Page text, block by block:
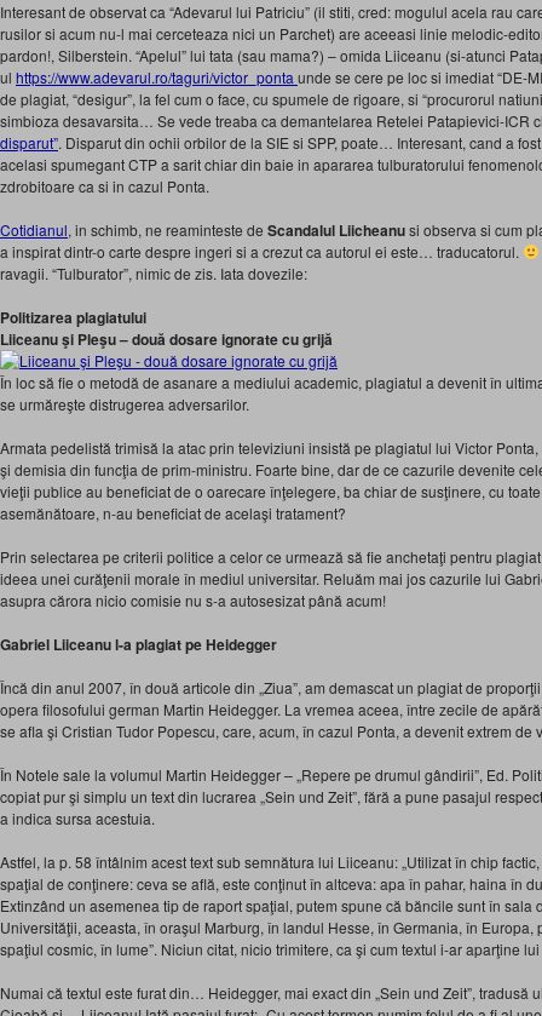
Interesant de observat ca “Adevarul lui Patriciu” (il stiti, cred: mogulul acela rau
rusilor si acum nu-l mai cerceteaza nici un Parchet) are aceeasi linie melodic-
pardon!, Silberstein. “Apelul” lui tata (sau mama?) – omida Liiceanu (si-atunci
ul https://www.adevarul.ro/taguri/victor_ponta unde se cere pe loc si imediat “DE-
de plagiat, “desigur”, la fel cum o face, cu spumele de rigoare, si “procurorul
simbioza desavarsita… Se vede treaba ca demantelarea Retelei Patapievici-ICR
disparut”. Disparut din ochii orbilor de la SIE si SPP, poate… Interesant, cand a
acelasi spumegant CTP a sarit chiar din baie in apararea tulburatorului
zdrobitoare ca si in cazul Ponta.
Cotidianul, in schimb, ne reaminteste de Scandalul Liicheanusi observa si cum
a inspirat dintr-o carte despre ingeri si a crezut ca autorul ei este… traducatorul.
ravagii. “Tulburator”, nimic de zis. Iata dovezile:
Politizarea plagiatului
Liiceanu şi Pleşu – două dosare ignorate cu grijă
În loc să fie o metodă de asanare a mediului academic, plagiatul a devenit în
se urmăreşte distrugerea adversarilor.
Armata pedelistă trimisă la atac prin televiziuni insistă pe plagiatul lui Victor
şi demisia din funcţia de prim-ministru. Foarte bine, dar de ce cazurile devenite
vieţii publice au beneficiat de o oarecare înţelegere, ba chiar de susţinere, cu
asemănătoare, n-au beneficiat de acelaşi tratament?
Prin selectarea pe criterii politice a celor ce urmează să fie anchetaţi pentru
ideea unei curăţenii morale în mediul universitar. Reluăm mai jos cazurile lui
asupra cărora nicio comisie nu s-a autosesizat până acum!
Gabriel Liiceanu l-a plagiat pe Heidegger
Încă din anul 2007, în două articole din „Ziua”, am demascat un plagiat de
opera filosofului german Martin Heidegger. La vremea aceea, între zecile de
se afla şi Cristian Tudor Popescu, care, acum, în cazul Ponta, a devenit extrem de
În Notele sale la volumul Martin Heidegger – „Repere pe drumul gândirii”, Ed.
copiat pur şi simplu un text din lucrarea „Sein und Zeit”, fără a pune pasajul
a indica sursa acestuia.
Astfel, la p. 58 întâlnim acest text sub semnătura lui Liiceanu: „Utilizat în chip
spaţial de conţinere: ceva se află, este conţinut în altceva: apa în pahar, haina în
Extinzând un asemenea tip de raport spaţial, putem spune că băncile sunt în sala
Universităţii, aceasta, în oraşul Marburg, în landul Hesse, în Germania, în Europa,
spaţiul cosmic, în lume”. Niciun citat, nicio trimitere, ca şi cum textul i-ar aparţine
Numai că textul este furat din… Heidegger, mai exact din „Sein und Zeit”, tradusă